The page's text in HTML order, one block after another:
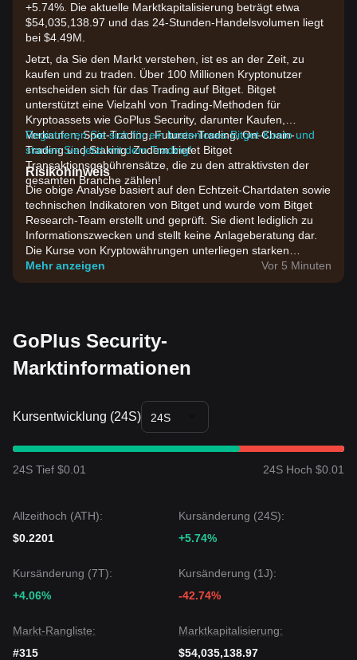
+5.74%. Die aktuelle Marktkapitalisierung beträgt etwa
$54,035,138.97 und das 24-Stunden-Handelsvolumen liegt
bei $4.49M.
Jetzt, da Sie den Markt verstehen, ist es an der Zeit, zu
kaufen und zu traden. Über 100 Millionen Kryptonutzer
entscheiden sich für das Trading auf Bitget. Bitget
unterstützt eine Vielzahl von Trading-Methoden für
Kryptoassets wie GoPlus Security, darunter Kaufen,
Verkaufen, Spot-Trading, Futures-Trading, On-Chain-
Trading und Staking. Zudem bietet Bitget
Transaktionsgebührensätze, die zu den attraktivsten der
gesamten Branche zählen!
Registrieren Sie sich für ein kostenloses Bitget-Konto und
starten Sie jetzt mit dem Trading!
Risikohinweis
Die obige Analyse basiert auf den Echtzeit-Chartdaten sowie
technischen Indikatoren von Bitget und wurde vom Bitget
Research-Team erstellt und geprüft. Sie dient lediglich zu
Informationszwecken und stellt keine Anlageberatung dar.
Die Kurse von Kryptowährungen unterliegen starken
Schwankungen. Bitte treffen Sie Investmententscheidungen
entsprechend Ihrer eigenen Risikobereitschaft.
Mehr anzeigen Vor 5 Minuten
GoPlus Security-
Marktinformationen
Kursentwicklung (24S) 24S
24S Tief $0.01 24S Hoch $0.01
Allzeithoch (ATH):
$0.2201
Kursänderung (24S):
+5.74%
Kursänderung (7T):
+4.06%
Kursänderung (1J):
-42.74%
Markt-Rangliste:
#315
Marktkapitalisierung:
$54,035,138.97